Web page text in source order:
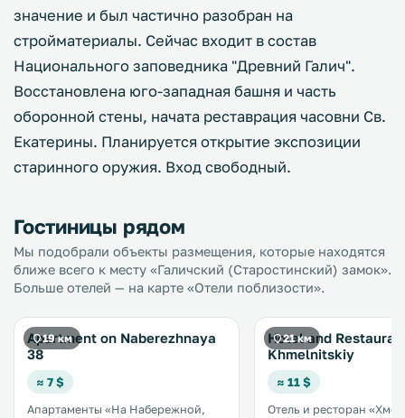
значение и был частично разобран на
стройматериалы. Сейчас входит в состав
Национального заповедника "Древний Галич".
Восстановлена юго-западная башня и часть
оборонной стены, начата реставрация часовни Св.
Екатерины. Планируется открытие экспозиции
старинного оружия. Вход свободный.
Гостиницы рядом
Мы подобрали объекты размещения, которые находятся
ближе всего к месту «Галичский (Старостинский) замок».
Больше отелей — на карте «Отели поблизости».
19 км
Apartment on Naberezhnaya
38
≈ 7 $
Апартаменты «На Набережной,
21 км
Hotel and
Khmelnitskiy
≈ 11 $
Отель и ресторан